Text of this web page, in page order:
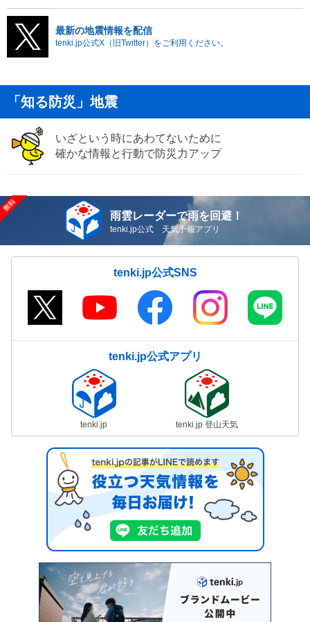
最新の地震情報を配信
tenki.jp公式X（旧Twitter）をご利用ください。
「知る防災」地震
いざという時にあわてないために
確かな情報と行動で防災力アップ
雨雲レーダーで雨を回避！
tenki.jp公式 天気予報アプリ
tenki.jp公式SNS
tenki.jp公式アプリ
tenki.jp tenki.jp 登山天気